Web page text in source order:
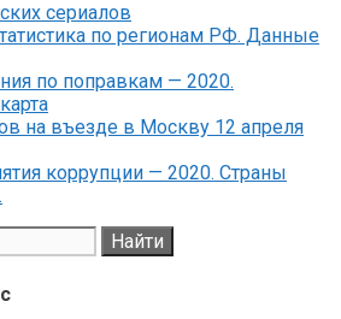
сериалов
по регионам РФ. Данные
по поправкам — 2020.
на въезде в Москву 12 апреля
коррупции — 2020. Страны